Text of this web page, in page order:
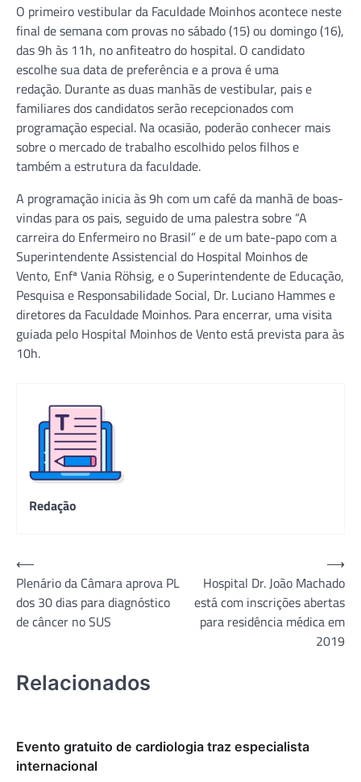
O primeiro vestibular da Faculdade Moinhos acontece neste
final de semana com provas no sábado (15) ou domingo (16),
das 9h às 11h, no anfiteatro do hospital. O candidato
escolhe sua data de preferência e a prova é uma
redação. Durante as duas manhãs de vestibular, pais e
familiares dos candidatos serão recepcionados com
programação especial. Na ocasião, poderão conhecer mais
sobre o mercado de trabalho escolhido pelos filhos e
também a estrutura da faculdade.
A programação inicia às 9h com um café da manhã de boas-
vindas para os pais, seguido de uma palestra sobre “A
carreira do Enfermeiro no Brasil” e de um bate-papo com a
Superintendente Assistencial do Hospital Moinhos de
Vento, Enfª Vania Röhsig, e o Superintendente de Educação,
Pesquisa e Responsabilidade Social, Dr. Luciano Hammes e
diretores da Faculdade Moinhos. Para encerrar, uma visita
guiada pelo Hospital Moinhos de Vento está prevista para às
10h.
Redação
Navegação
de
Post
⟵
Plenário da Câmara aprova PL
dos 30 dias para diagnóstico
de câncer no SUS
Hospital Dr. João Machado
está com inscrições abertas
para residência médica em
2019
⟶
Relacionados
Evento gratuito de cardiologia traz especialista
internacional